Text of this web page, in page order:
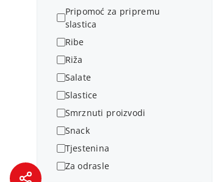
Pripomoć za pripremu
slastica
Ribe
Riža
Salate
Slastice
Smrznuti proizvodi
Snack
Tjestenina
Za odrasle